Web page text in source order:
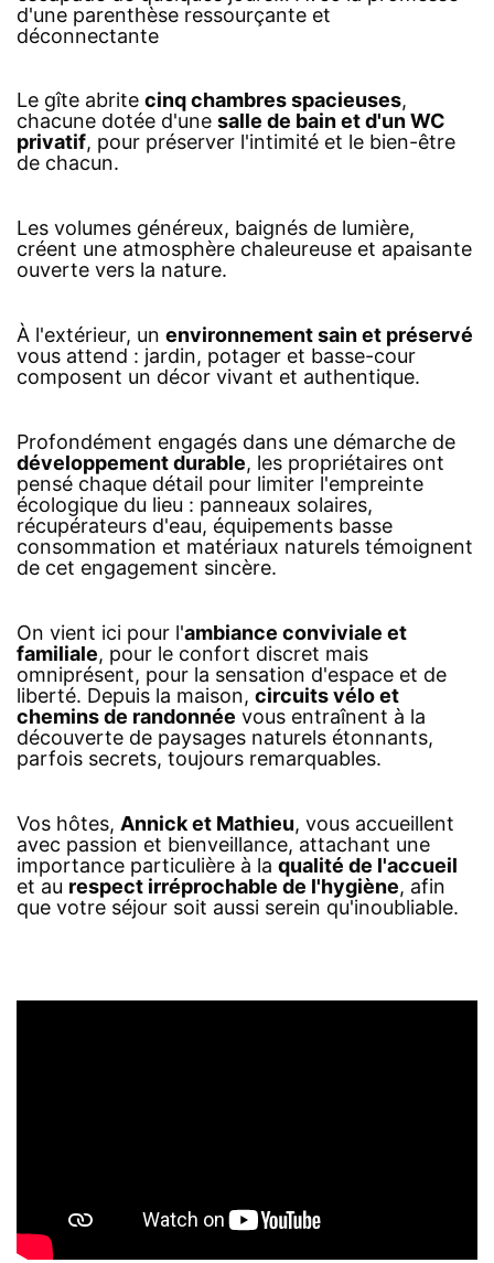
d'une parenthèse ressourçante et
déconnectante
Le gîte abrite cinq chambres spacieuses,
chacune dotée d'une salle de bain et d'un WC
privatif, pour préserver l'intimité et le bien-être
de chacun.
Les volumes généreux, baignés de lumière,
créent une atmosphère chaleureuse et apaisante
ouverte vers la nature.
À l'extérieur, un environnement sain et préservé
vous attend : jardin, potager et basse-cour
composent un décor vivant et authentique.
Profondément engagés dans une démarche de
développement durable, les propriétaires ont
pensé chaque détail pour limiter l'empreinte
écologique du lieu : panneaux solaires,
récupérateurs d'eau, équipements basse
consommation et matériaux naturels témoignent
de cet engagement sincère.
On vient ici pour l'ambiance conviviale et
familiale, pour le confort discret mais
omniprésent, pour la sensation d'espace et de
liberté. Depuis la maison, circuits vélo et
chemins de randonnée vous entraînent à la
découverte de paysages naturels étonnants,
parfois secrets, toujours remarquables.
Vos hôtes, Annick et Mathieu, vous accueillent
avec passion et bienveillance, attachant une
importance particulière à la qualité de l'accueil
et au respect irréprochable de l'hygiène, afin
que votre séjour soit aussi serein qu'inoubliable.